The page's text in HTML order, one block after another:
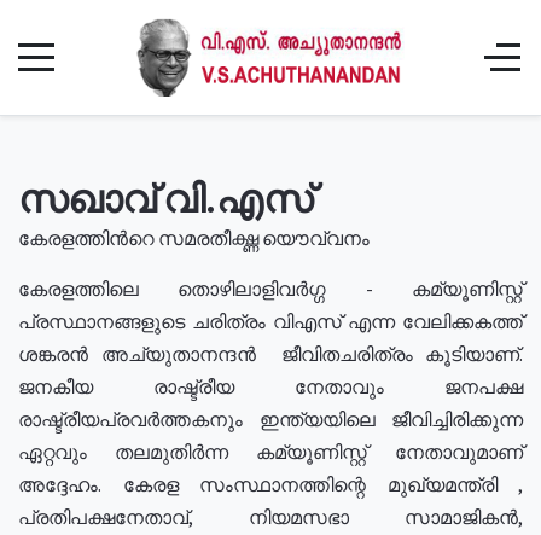
സഖാവ് വി.എസ്
കേരളത്തിൻറെ സമരതീക്ഷ്ണ യൌവ്വനം
കേരളത്തിലെ തൊഴിലാളിവർഗ്ഗ - കമ്യൂണിസ്റ്റ്
പ്രസ്ഥാനങ്ങളുടെ ചരിത്രം വിഎസ് എന്ന വേലിക്കകത്ത്
ശങ്കരൻ അച്യുതാനന്ദൻ ജീവിതചരിത്രം കൂടിയാണ്.
ജനകീയ രാഷ്ട്രീയ നേതാവും ജനപക്ഷ
രാഷ്ട്രീയപ്രവർത്തകനും ഇന്ത്യയിലെ ജീവിച്ചിരിക്കുന്ന
ഏറ്റവും തലമുതിർന്ന കമ്യൂണിസ്റ്റ് നേതാവുമാണ്
അദ്ദേഹം. കേരള സംസ്ഥാനത്തിന്റെ മുഖ്യമന്ത്രി ,
പ്രതിപക്ഷനേതാവ്, നിയമസഭാ സാമാജികൻ,